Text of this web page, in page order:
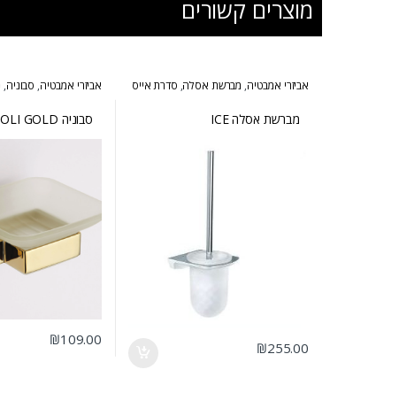
מוצרים קשורים
אביזרי אמבטיה, מברשת אסלה, סדרת אייס
מברשת אסלה ICE
₪255.00
אביזרי אמבטיה, סבוניה,
סבוניה NAPOLI GOLD
₪109.00